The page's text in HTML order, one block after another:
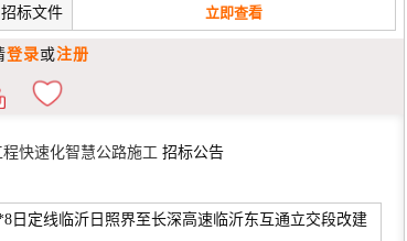
招标文件 立即查看
登录或注册
快速化智慧公路施工 招标公告
日定线临沂日照界至长深高速临沂东互通立交段改建